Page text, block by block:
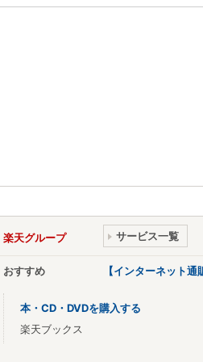
楽天グループ サービス一覧
おすすめ 【インターネット
本・CD・DVDを購入する
楽天ブックス